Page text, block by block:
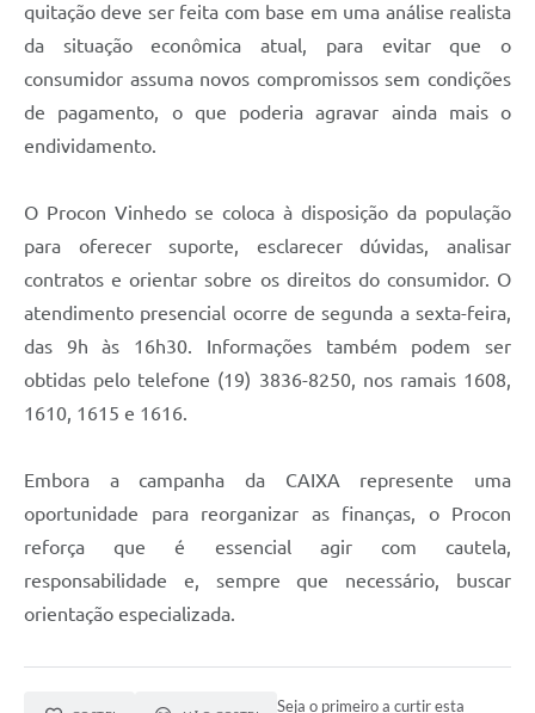
quitação deve ser feita com base em uma análise realista
da situação econômica atual, para evitar que o
consumidor assuma novos compromissos sem condições
de pagamento, o que poderia agravar ainda mais o
endividamento.
O Procon Vinhedo se coloca à disposição da população
para oferecer suporte, esclarecer dúvidas, analisar
contratos e orientar sobre os direitos do consumidor. O
atendimento presencial ocorre de segunda a sexta-feira,
das 9h às 16h30. Informações também podem ser
obtidas pelo telefone (19) 3836-8250, nos ramais 1608,
1610, 1615 e 1616.
Embora a campanha da CAIXA represente uma
oportunidade para reorganizar as finanças, o Procon
reforça que é essencial agir com cautela,
responsabilidade e, sempre que necessário, buscar
orientação especializada.
Seja o primeiro a curtir esta